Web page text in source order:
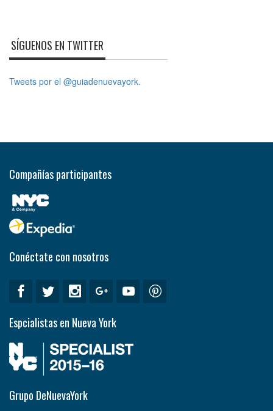
SÍGUENOS EN TWITTER
Tweets por el @guiadenuevayork.
Compañías participantes
Conéctate con nosotros
Espcialistas en Nueva York
Grupo DeNuevaYork